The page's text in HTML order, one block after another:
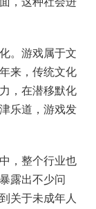
。游戏属于文
来，传统文化
，在潜移默化
乐道，游戏发
，整个行业也
露出不少问
关于未成年人